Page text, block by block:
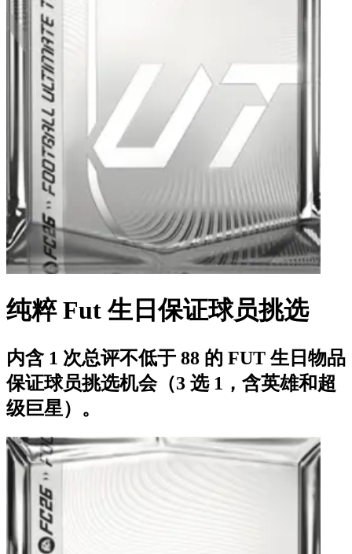
纯粹 Fut 生日保证球员挑选
内含 1 次总评不低于 88 的 FUT 生日物品
保证球员挑选机会（3 选 1，含英雄和超
级巨星）。